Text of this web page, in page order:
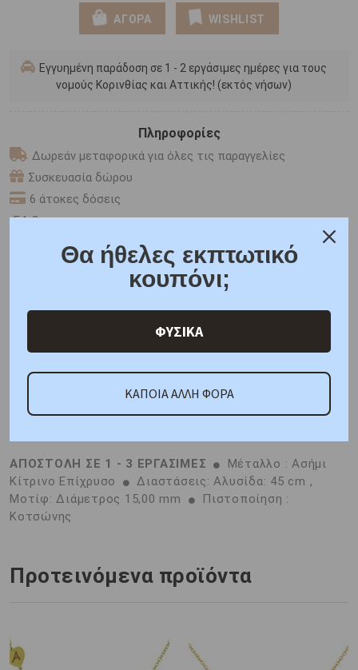
ΑΓΟΡΑ WISHLIST
Εγγυημένη παράδοση σε 1 - 2 εργάσιμες ημέρες για τους
νομούς Κορινθίας και Αττικής! (εκτός νήσων)
Πληροφορίες
Δωρεάν μεταφορικά για όλες τις παραγγελίες
Συσκευασία δώρου
6 άτοκες δόσεις
F.A.Q.
ONLINE CHAT
SHARE THE LOVE
Χαρακτηριστικά Γιατί εμάς Ρωτήστε μας
Κριτικές
ΑΠΟΣΤΟΛΗ ΣΕ 1 - 3 ΕΡΓΑΣΙΜΕΣ
Μέταλλο : Ασήμι
Κίτρινο Επίχρυσο
Διαστάσεις: Αλυσίδα: 45 cm ,
Μοτίφ: Διάμετρος 15,00 mm
Πιστοποίηση :
Κοτσώνης
Προτεινόμενα προϊόντα
Θα ήθελες εκπτωτικό
κουπόνι;
ΦΥΣΙΚΑ
ΚΑΠΟΙΑ ΑΛΛΗ ΦΟΡΑ